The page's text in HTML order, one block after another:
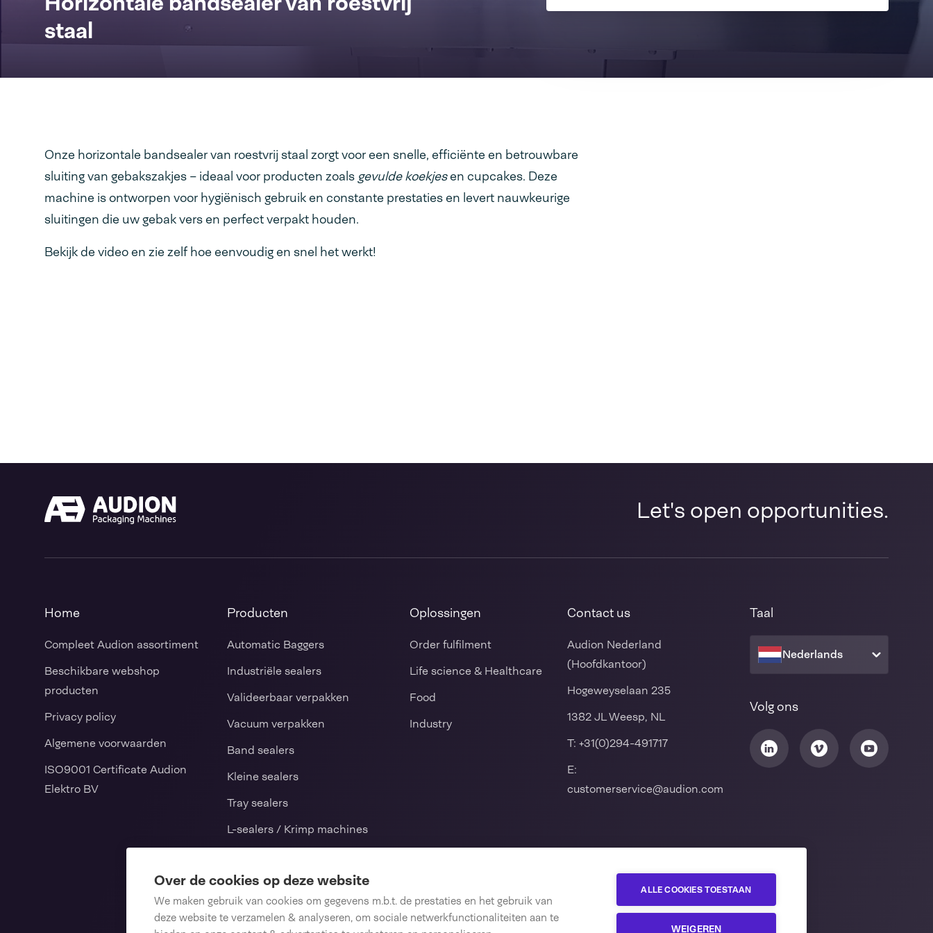
Over de cookies op deze website
We maken gebruik van cookies om gegevens m.b.t. de prestaties en het gebruik van
deze website te verzamelen & analyseren, om sociale netwerkfunctionaliteiten aan te
ALLE COOKIES TOESTAAN
WEIGEREN
staal
Onze horizontale bandsealer van roestvrij staal zorgt voor een snelle, efficiënte en betrouwbare
sluiting van gebakszakjes – ideaal voor producten zoals gevulde koekjesen cupcakes. Deze
machine is ontworpen voor hygiënisch gebruik en constante prestaties en levert nauwkeurige
sluitingen die uw gebak vers en perfect verpakt houden.
Bekijk de video en zie zelf hoe eenvoudig en snel het werkt!
Let's open opportunities.
Home
Compleet Audion assortiment
Beschikbare webshop
producten
Privacy policy
Algemene voorwaarden
ISO9001 Certificate Audion
Elektro BV
Producten
Automatic Baggers
Industriële sealers
Valideerbaar verpakken
Vacuum verpakken
Band sealers
Kleine sealers
Tray sealers
L-sealers / Krimp machines
sluitmachines
Consumables
Reserveonderdelen
Oplossingen
Order fulfilment
Life science & Healthcare
Food
Industry
Contact us
Audion Nederland
(Hoofdkantoor)
Hogeweyselaan 235
1382 JL Weesp, NL
T: +31(0)294-491717
E:
customerservice@audion.com
Taal
Nederlands
Volg ons